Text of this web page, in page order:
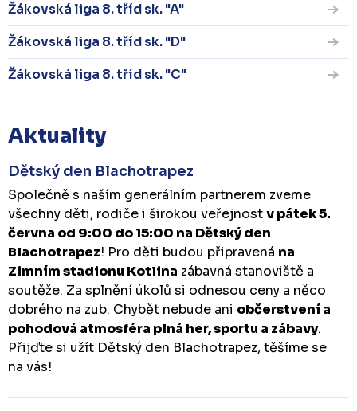
Žákovská liga 8. tříd sk. "A"
Žákovská liga 8. tříd sk. "D"
Žákovská liga 8. tříd sk. "C"
Aktuality
Dětský den Blachotrapez
Společně s naším generálním partnerem zveme
všechny děti, rodiče i širokou veřejnostv pátek 5.
června od 9:00 do 15:00 na Dětský den
Blachotrapez! Pro děti budou připravená na
Zimním stadionu Kotlina zábavná stanoviště a
soutěže. Za splnění úkolů si odnesou ceny a něco
dobrého na zub. Chybět nebude ani občerstvení a
pohodová atmosféra plná her, sportu a zábavy.
Přijďte si užít Dětský den Blachotrapez, těšíme se
na vás!